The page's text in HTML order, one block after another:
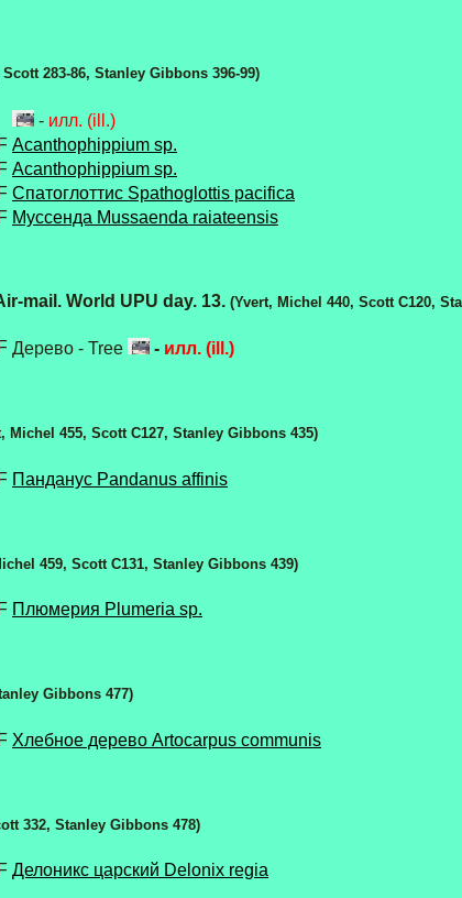
283-86, Stanley Gibbons 396-99)
- илл. (ill.)
Acanthophippium sp.
Acanthophippium sp.
Спатоглоттис Spathoglottis pacifica
Муссенда Mussaenda raiateensis
mail. World UPU day. 13. (Yvert, Michel 440, Scott C120,
Дерево - Tree - илл. (ill.)
Michel 455, Scott C127, Stanley Gibbons 435)
Панданус Pandanus affinis
459, Scott C131, Stanley Gibbons 439)
Плюмерия Plumeria sp.
Gibbons 477)
Хлебное дерево Artocarpus communis
332, Stanley Gibbons 478)
Делоникс царский Delonix regia